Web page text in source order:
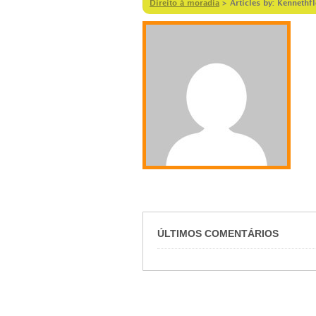
Direito à moradia > Articles by:
ÚLTIMOS COMENTÁRIOS